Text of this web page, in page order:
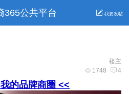
365公共平台 我要发帖
楼主
1748 4
的品牌商圈 <<